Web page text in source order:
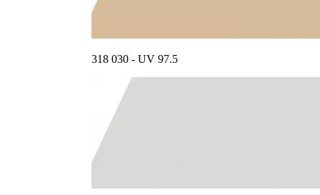
318 030 - UV 97.5